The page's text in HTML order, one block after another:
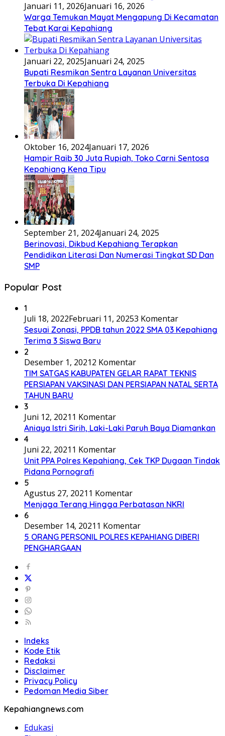
Januari 11, 2026Januari 16, 2026
Warga Temukan Mayat Mengapung Di Kecamatan
Tebat Karai Kepahiang
Januari 22, 2025Januari 24, 2025
Bupati Resmikan Sentra Layanan Universitas
Terbuka Di Kepahiang
Oktober 16, 2024Januari 17, 2026
Hampir Raib 30 Juta Rupiah, Toko Carni Sentosa
Kepahiang Kena Tipu
September 21, 2024Januari 24, 2025
Berinovasi, Dikbud Kepahiang Terapkan
Pendidikan Literasi Dan Numerasi Tingkat SD Dan
SMP
Popular Post
1
Juli 18, 2022Februari 11, 20253 Komentar
Sesuai Zonasi, PPDB tahun 2022 SMA 03 Kepahiang
Terima 3 Siswa Baru
2
Desember 1, 20212 Komentar
TIM SATGAS KABUPATEN GELAR RAPAT TEKNIS
PERSIAPAN VAKSINASI DAN PERSIAPAN NATAL SERTA
TAHUN BARU
3
Juni 12, 2021 1 Komentar
Aniaya Istri Sirih, Laki-Laki Paruh Baya Diamankan
4
Juni 22, 2021 1 Komentar
Unit PPA Polres Kepahiang, Cek TKP Dugaan Tindak
Pidana Pornografi
5
Agustus 27, 2021 1 Komentar
Menjaga Terang Hingga Perbatasan NKRI
6
Desember 14, 2021 1 Komentar
5 ORANG PERSONIL POLRES KEPAHIANG DIBERI
PENGHARGAAN
Indeks
Kode Etik
Redaksi
Disclaimer
Privacy Policy
Pedoman Media Siber
Kepahiangnews.com
Edukasi